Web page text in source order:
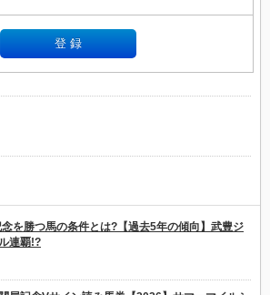
を勝つ馬の条件とは?【過去5年の傾向】武豊ジ
連覇!?